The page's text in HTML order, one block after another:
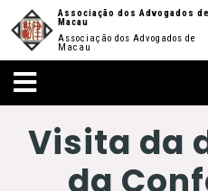
Associação dos Advogados de
Macau
Associação dos Advogados de
Macau
Visita da